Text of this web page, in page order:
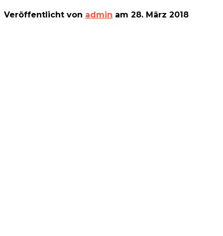
Veröffentlicht von admin am 28. März 2018